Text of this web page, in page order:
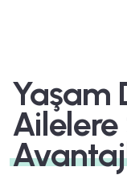
Yaşam
Ailelere